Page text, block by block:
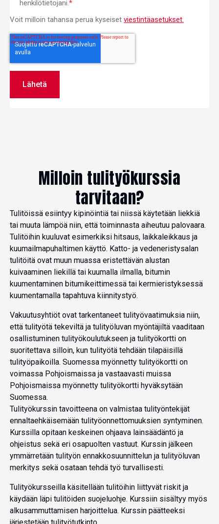
henkilötietojani.*
Voit milloin tahansa perua kyseiset viestintäasetukset.
Milloin tulityökurssia
tarvitaan?
Tulitöissä esiintyy kipinöintiä tai niissä käytetään liekkiä
tai muuta lämpöä niin, että toiminnasta aiheutuu palovaara.
Tulitöihin kuuluvat esimerkiksi hitsaus, laikkaleikkaus ja
kuumailmapuhaltimen käyttö. Katto- ja vedeneristysalan
tulitöitä ovat muun muassa eristettävän alustan
kuivaaminen liekillä tai kuumalla ilmalla, bitumin
kuumentaminen bitumikeittimessä tai kermieristyksessä
kuumentamalla tapahtuva kiinnitystyö.
Vakuutusyhtiöt ovat tarkentaneet tulityövaatimuksia niin,
että tulityötä tekeviltä ja tulityöluvan myöntäjiltä vaaditaan
osallistuminen tulityökoulutukseen ja tulityökortti on
suoritettava silloin, kun tulityötä tehdään tilapäisillä
tulityöpaikoilla. Suomessa myönnetty tulityökortti on
voimassa Pohjoismaissa ja vastaavasti muissa
Pohjoismaissa myönnetty tulityökortti hyväksytään
Suomessa.
Tulityökurssin tavoitteena on valmistaa tulityöntekijät
ennaltaehkäisemään tulityöonnettomuuksien syntyminen.
Kurssilla opitaan keskeinen ohjaava lainsäädäntö ja
ohjeistus sekä eri osapuolten vastuut. Kurssin jälkeen
ymmärretään tulityön ennakkosuunnittelun ja tulityöluvan
merkitys sekä osataan tehdä työ turvallisesti.
Tulityökursseilla käsitellään tulitöihin liittyvät riskit ja
käydään läpi tulitöiden suojeluohje. Kurssiin sisältyy myös
alkusammuttamisen harjoittelua. Kurssin päätteeksi